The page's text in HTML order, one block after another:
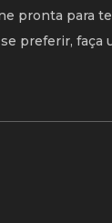
pronta para
preferir, faça